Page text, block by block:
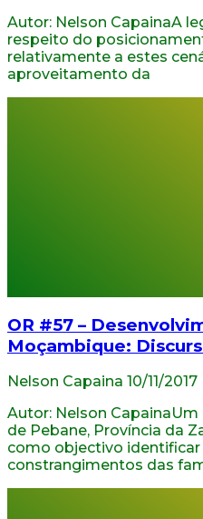
Autor: Nelson CapainaA
respeito do
relativamente a estes
aproveitamento da
OR #57 –
Moçambique:
Nelson Capaina 10/11/2017
Autor: Nelson
de Pebane, Província da
como objectivo identificar
constrangimentos das